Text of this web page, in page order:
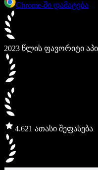
Chrome-ში დამატება
2023 წლის ფავორიტი აპი
4.621 ათასი შეფასება